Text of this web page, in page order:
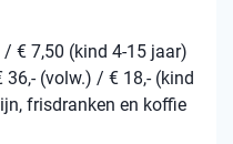
€ 7,50 (kind 4-15 jaar)
(volw.) / € 18,- (kind
frisdranken en koffie